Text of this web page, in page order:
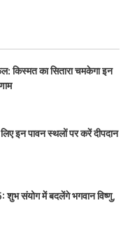
किस्मत का सितारा चमकेगा इन
इन पावन स्थलों पर करें दीपदान
शुभ संयोग में बदलेंगे भगवान विष्णु,